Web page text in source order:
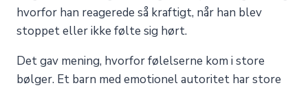
hvorfor han reagerede så kraftigt, når han blev
stoppet eller ikke følte sig hørt.
Det gav mening, hvorfor følelserne kom i store
bølger. Et barn med emotionel autoritet har store